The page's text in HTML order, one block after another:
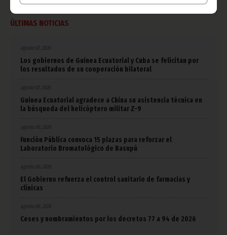
ÚLTIMAS NOTICIAS
agosto 07, 2026
Los gobiernos de Guinea Ecuatorial y Cuba se felicitan por
los resultados de su cooperación bilateral
agosto 07, 2026
Guinea Ecuatorial agradece a China su asistencia técnica en
la búsqueda del helicóptero militar Z-9
agosto 06, 2026
Función Pública convoca 15 plazas para reforzar el
Laboratorio Bromatológico de Basupú
agosto 06, 2026
El Gobierno refuerza el control sanitario de farmacias y
clínicas
agosto 06, 2026
Ceses y nombramientos por los decretos 77 a 94 de 2026